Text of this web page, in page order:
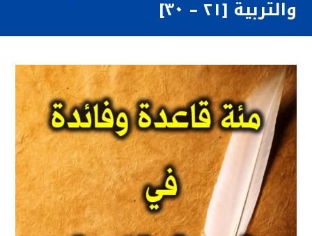
والتربية [٢١ – ٣٠]